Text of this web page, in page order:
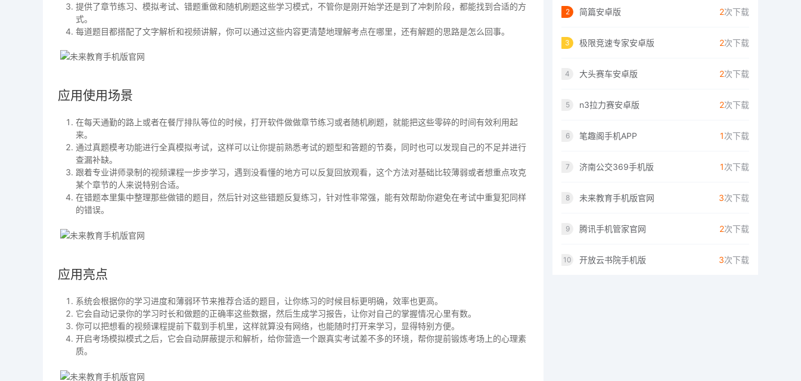
提供了章节练习、模拟考试、错题重做和随机刷题这些学习模式，不管你是刚开始学还是到了冲刺阶段，都能找到合适的方
式。
每道题目都搭配了文字解析和视频讲解，你可以通过这些内容更清楚地理解考点在哪里，还有解题的思路是怎么回事。
应用使用场景
在每天通勤的路上或者在餐厅排队等位的时候，打开软件做做章节练习或者随机刷题，就能把这些零碎的时间有效利用起
来。
通过真题模考功能进行全真模拟考试，这样可以让你提前熟悉考试的题型和答题的节奏，同时也可以发现自己的不足并进行
查漏补缺。
跟着专业讲师录制的视频课程一步步学习，遇到没看懂的地方可以反复回放观看，这个方法对基础比较薄弱或者想重点攻克
某个章节的人来说特别合适。
在错题本里集中整理那些做错的题目，然后针对这些错题反复练习，针对性非常强，能有效帮助你避免在考试中重复犯同样
的错误。
应用亮点
系统会根据你的学习进度和薄弱环节来推荐合适的题目，让你练习的时候目标更明确，效率也更高。
它会自动记录你的学习时长和做题的正确率这些数据，然后生成学习报告，让你对自己的掌握情况心里有数。
你可以把想看的视频课程提前下载到手机里，这样就算没有网络，也能随时打开来学习，显得特别方便。
开启考场模拟模式之后，它会自动屏蔽提示和解析，给你营造一个跟真实考试差不多的环境，帮你提前锻炼考场上的心理素
质。
2 简篇安卓版 2次下载
3 极限竞速专家安卓版 2次下载
4 大头赛车安卓版 2次下载
5 n3拉力赛安卓版 2次下载
6 笔趣阁手机APP 1次下载
7 济南公交369手机版 1次下载
8 未来教育手机版官网 3次下载
9 腾讯手机管家官网 2次下载
10 开放云书院手机版 3次下载